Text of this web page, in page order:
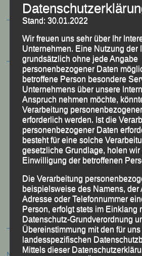
50 Jahre LG Passau
Festzschrift
Stand: 30.01.2022
Wir freuen uns sehr über Ihr
Unternehmen. Eine Nutzung der
grundsätzlich ohne jede Angabe
personenbezogener Daten
betroffene Person besondere
Unternehmens über unsere
Anspruch nehmen möchte,
Verarbeitung
erforderlich werden. Ist die
personenbezogener Daten
besteht für eine solche
gesetzliche Grundlage, holen
Einwilligung der betroffenen
Die Verarbeitung
beispielsweise des Namens, der
Adresse oder Telefonnummer
Person, erfolgt stets im Einklang
Datenschutz-Grundverordnung
Übereinstimmung mit den für
landesspezifischen
Mittels dieser